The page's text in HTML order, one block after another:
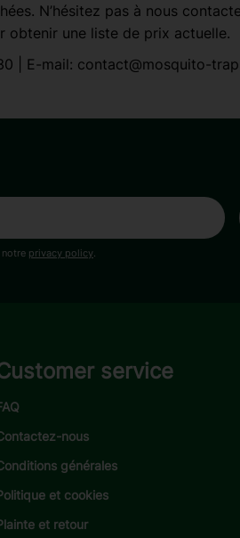
N’hésitez pas à nous
obtenir une liste de prix actuelle.
| E-mail: contact@mosquito-
privacy policy
service
nous
générales
et cookies
et retour